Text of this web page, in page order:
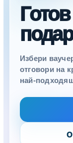
Избери
отговори на
най-